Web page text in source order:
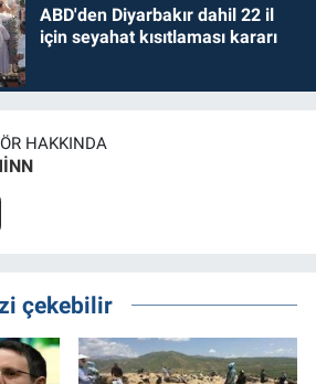
ABD'den Diyarbakır dahil 22 il
için seyahat kısıtlaması kararı
HAKKINDA
çekebilir